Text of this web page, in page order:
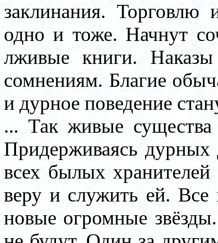
заклинания.
одно и тоже. Начнут
лживые книги. Наказы
сомнениям. Благие
и дурное поведение
... Так живые
Придерживаясь дурных
всех былых
веру и служить ей. Все
новые огромные